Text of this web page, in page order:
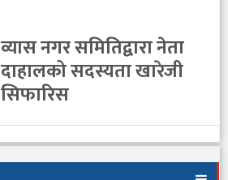
व्यास नगर समितिद्वारा नेता
दाहालको सदस्यता खारेजी
सिफारिस